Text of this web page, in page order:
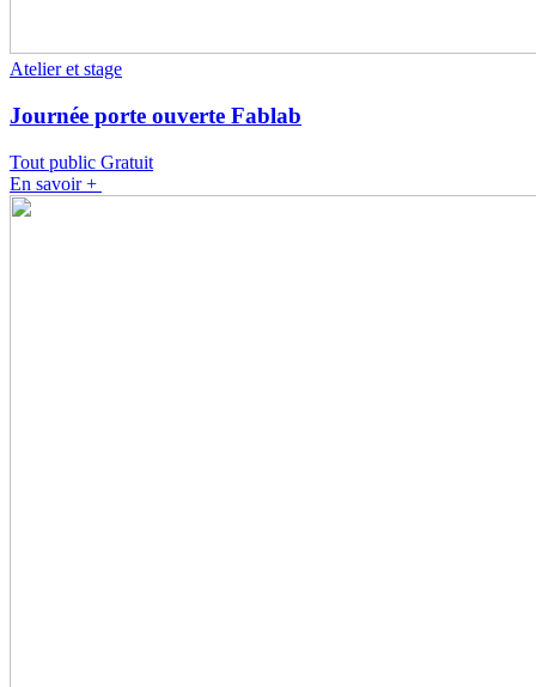
Atelier et stage
Journée porte ouverte Fablab
Tout public Gratuit
En savoir +